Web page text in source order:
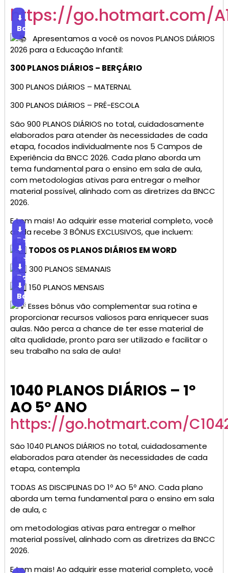
https://go.hotmart.com/
⬇
Baixar
Apresentamos a você os novos PLANOS DIÁRIOS
2026 para a Educação Infantil:
300 PLANOS DIÁRIOS – BERÇÁRIO
300 PLANOS DIÁRIOS – MATERNAL
300 PLANOS DIÁRIOS – PRÉ-ESCOLA
São 900 PLANOS DIÁRIOS no total, cuidadosamente
elaborados para atender às necessidades de cada
etapa, focados individualmente nos 5 Campos de
Experiência da BNCC 2026. Cada plano aborda um
tema fundamental para o ensino em sala de aula,
com metodologias ativas para entregar o melhor
material possível, alinhado com as diretrizes da BNCC
2026.
E tem mais! Ao adquirir esse material completo, você
ainda recebe 3 BÔNUS EXCLUSIVOS, que incluem:
⬇
Baixar
TODOS OS PLANOS DIÁRIOS EM WORD
⬇
Baixar
300 PLANOS SEMANAIS
⬇
Baixar
150 PLANOS MENSAIS
⬇
Baixar
Esses bônus vão complementar sua rotina e
proporcionar recursos valiosos para enriquecer suas
aulas. Não perca a chance de ter esse material de
alta qualidade, pronto para ser utilizado e facilitar o
seu trabalho na sala de aula!
1040 PLANOS DIÁRIOS – 1º
AO 5º ANO
https://go.hotmart.com/
São 1040 PLANOS DIÁRIOS no total, cuidadosamente
elaborados para atender às necessidades de cada
etapa, contempla
TODAS AS DISCIPLINAS DO 1º AO 5º ANO. Cada plano
aborda um tema fundamental para o ensino em sala
de aula, c
om metodologias ativas para entregar o melhor
material possível, alinhado com as diretrizes da BNCC
2026.
E tem mais! Ao adquirir esse material completo, você